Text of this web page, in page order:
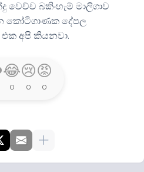
බකිංහැම් මාලිගාව
කෝටිගාණක දේපල
අපි කියනවා.
😂
0
😢
0
😡
0